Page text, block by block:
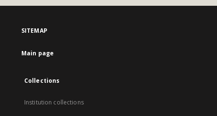
SITEMAP
Main page
Collections
Institution collections